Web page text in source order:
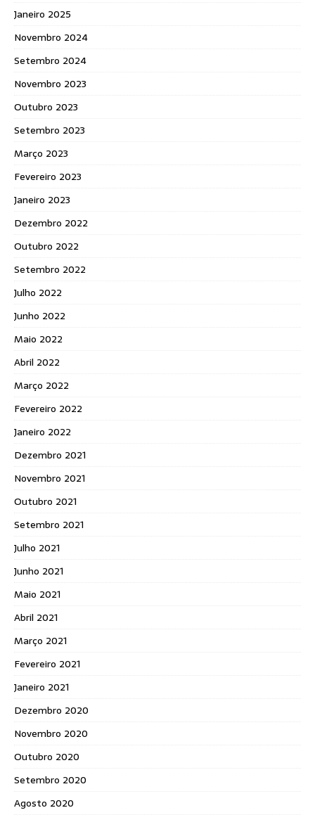
Janeiro 2025
Novembro 2024
Setembro 2024
Novembro 2023
Outubro 2023
Setembro 2023
Março 2023
Fevereiro 2023
Janeiro 2023
Dezembro 2022
Outubro 2022
Setembro 2022
Julho 2022
Junho 2022
Maio 2022
Abril 2022
Março 2022
Fevereiro 2022
Janeiro 2022
Dezembro 2021
Novembro 2021
Outubro 2021
Setembro 2021
Julho 2021
Junho 2021
Maio 2021
Abril 2021
Março 2021
Fevereiro 2021
Janeiro 2021
Dezembro 2020
Novembro 2020
Outubro 2020
Setembro 2020
Agosto 2020